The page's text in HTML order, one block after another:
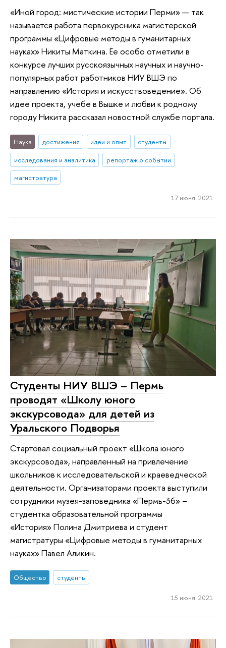
«Иной город: мистические истории Перми» — так
называется работа первокурсника магистерской
программы «Цифровые методы в гуманитарных
науках» Никиты Маткина. Ее особо отметили в
конкурсе лучших русскоязычных научных и научно-
популярных работ работников НИУ ВШЭ по
направлению «История и искусствоведение». Об
идее проекта, учебе в Вышке и любви к родному
городу Никита рассказал новостной службе портала.
Наука достижения идеи и опыт
студенты
исследования и аналитика
репортаж о событии
магистратура
17 июня 2021
Студенты НИУ ВШЭ – Пермь
проводят «Школу юного
экскурсовода» для детей из
Уральского Подворья
Стартовал социальный проект «Школа юного
экскурсовода», направленный на привлечение
школьников к исследовательской и краеведческой
деятельности. Организаторами проекта выступили
сотрудники музея-заповедника «Пермь-36» –
студентка образовательной программы
«История» Полина Дмитриева и студент
магистратуры «Цифровые методы в гуманитарных
науках» Павел Аликин.
Общество студенты
15 июня 2021